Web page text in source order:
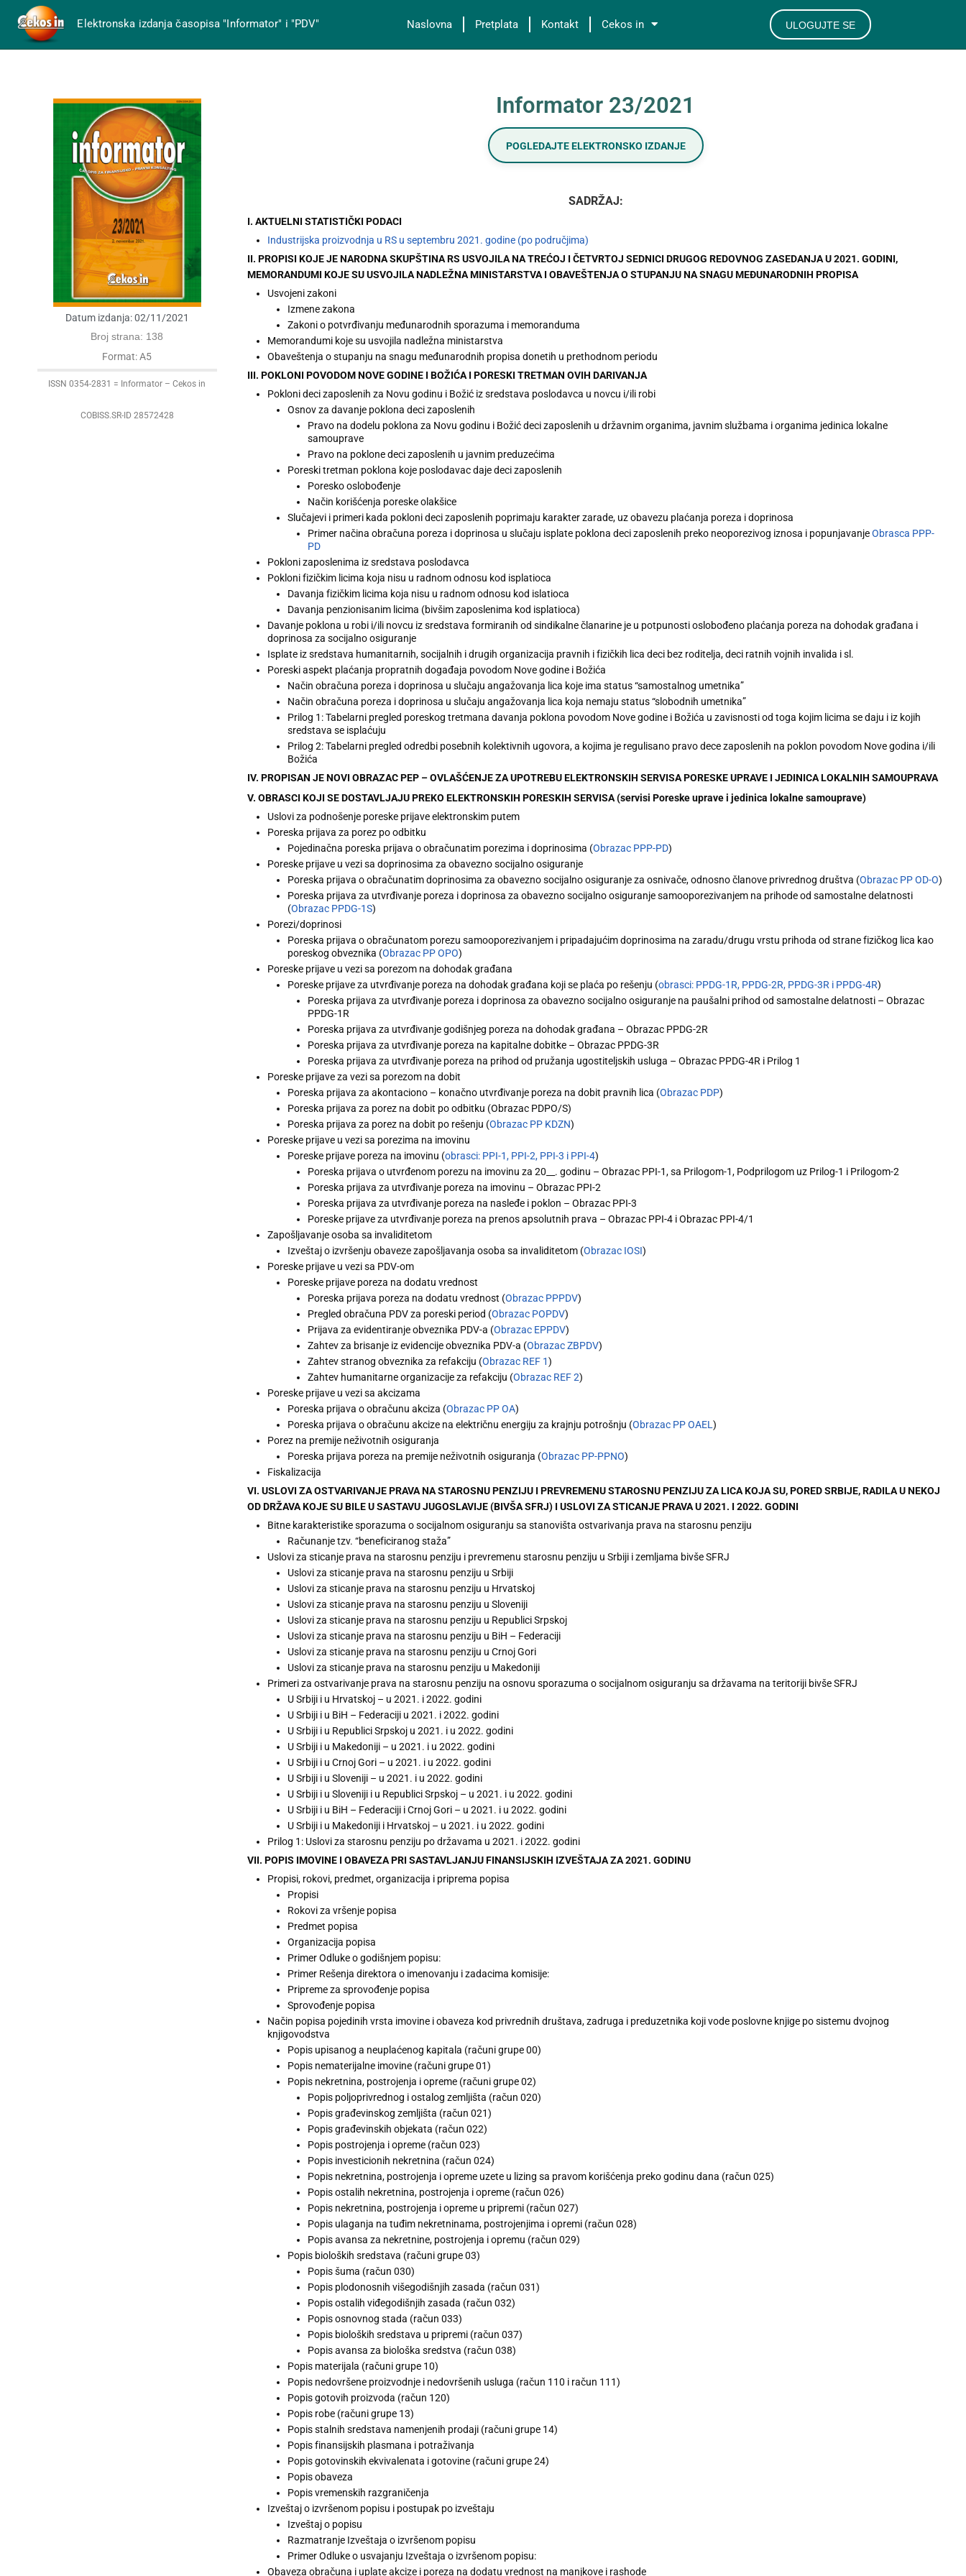
Elektronska izdanja časopisa "Informator" i "PDV" Naslovna Pretplata Kontakt Cekos in ULOGUJTE SE
Datum izdanja:02/11/2021
Broj strana: 138
Format: A5
ISSN 0354-2831 = Informator – Cekos in
COBISS.SR-ID 28572428
Informator 23/2021
POGLEDAJTE ELEKTRONSKO IZDANJE
SADRŽAJ:
I. AKTUELNI STATISTIČKI PODACI
Industrijska proizvodnja u RS u septembru 2021. godine (po područjima)
II. PROPISI KOJE JE NARODNA SKUPŠTINA RS USVOJILA NA TREĆOJ I ČETVRTOJ SEDNICI DRUGOG REDOVNOG ZASEDANJA U 2021. GODINI,
MEMORANDUMI KOJE SU USVOJILA NADLEŽNA MINISTARSTVA I OBAVEŠTENJA O STUPANJU NA SNAGU MEĐUNARODNIH PROPISA
Usvojeni zakoni
Izmene zakona
Zakoni o potvrđivanju međunarodnih sporazuma i memoranduma
Memorandumi koje su usvojila nadležna ministarstva
Obaveštenja o stupanju na snagu međunarodnih propisa donetih u prethodnom periodu
III. POKLONI POVODOM NOVE GODINE I BOŽIĆA I PORESKI TRETMAN OVIH DARIVANJA
Pokloni deci zaposlenih za Novu godinu i Božić iz sredstava poslodavca u novcu i/ili robi
Osnov za davanje poklona deci zaposlenih
Pravo na dodelu poklona za Novu godinu i Božić deci zaposlenih u državnim organima, javnim službama i organima jedinica lokalne
samouprave
Pravo na poklone deci zaposlenih u javnim preduzećima
Poreski tretman poklona koje poslodavac daje deci zaposlenih
Poresko oslobođenje
Način korišćenja poreske olakšice
Slučajevi i primeri kada pokloni deci zaposlenih poprimaju karakter zarade, uz obavezu plaćanja poreza i doprinosa
Primer načina obračuna poreza i doprinosa u slučaju isplate poklona deci zaposlenih preko neoporezivog iznosa i popunjavanjeObrasca PPP-
PD
Pokloni zaposlenima iz sredstava poslodavca
Pokloni fizičkim licima koja nisu u radnom odnosu kod isplatioca
Davanja fizičkim licima koja nisu u radnom odnosu kod islatioca
Davanja penzionisanim licima (bivšim zaposlenima kod isplatioca)
Davanje poklona u robi i/ili novcu iz sredstava formiranih od sindikalne članarine je u potpunosti oslobođeno plaćanja poreza na dohodak građana i
doprinosa za socijalno osiguranje
Isplate iz sredstava humanitarnih, socijalnih i drugih organizacija pravnih i fizičkih lica deci bez roditelja, deci ratnih vojnih invalida i sl.
Poreski aspekt plaćanja propratnih događaja povodom Nove godine i Božića
Način obračuna poreza i doprinosa u slučaju angažovanja lica koje ima status “samostalnog umetnika”
Način obračuna poreza i doprinosa u slučaju angažovanja lica koja nemaju status “slobodnih umetnika”
Prilog 1: Tabelarni pregled poreskog tretmana davanja poklona povodom Nove godine i Božića u zavisnosti od toga kojim licima se daju i iz kojih
sredstava se isplaćuju
Prilog 2: Tabelarni pregled odredbi posebnih kolektivnih ugovora, a kojima je regulisano pravo dece zaposlenih na poklon povodom Nove godina i/ili
Božića
IV. PROPISAN JENOVI OBRAZAC PEP – OVLAŠĆENJE ZA UPOTREBU ELEKTRONSKIH SERVISA PORESKE UPRAVE I JEDINICA LOKALNIH SAMOUPRAVA
V. OBRASCI KOJI SE DOSTAVLJAJU PREKO ELEKTRONSKIH PORESKIH SERVISA (servisi Poreske uprave i jedinica lokalne samouprave)
Uslovi za podnošenje poreske prijave elektronskim putem
Poreska prijava za porez po odbitku
Pojedinačna poreska prijava o obračunatim porezima i doprinosima (Obrazac PPP-PD)
Poreske prijave u vezi sa doprinosima za obavezno socijalno osiguranje
Poreska prijava o obračunatim doprinosima za obavezno socijalno osiguranje za osnivače, odnosno članove privrednog društva (Obrazac PP OD-O)
Poreska prijava za utvrđivanje poreza i doprinosa za obavezno socijalno osiguranje samooporezivanjem na prihode od samostalne delatnosti
(Obrazac PPDG-1S)
Porezi/doprinosi
Poreska prijava o obračunatom porezu samooporezivanjem i pripadajućim doprinosima na zaradu/drugu vrstu prihoda od strane fizičkog lica kao
poreskog obveznika (Obrazac PP OPO)
Poreske prijave u vezi sa porezom na dohodak građana
Poreske prijave za utvrđivanje poreza na dohodak građana koji se plaća po rešenju (obrasci: PPDG-1R, PPDG-2R, PPDG-3R i PPDG-4R)
Poreska prijava za utvrđivanje poreza i doprinosa za obavezno socijalno osiguranje na paušalni prihod od samostalne delatnosti – Obrazac
PPDG-1R
Poreska prijava za utvrđivanje godišnjeg poreza na dohodak građana – Obrazac PPDG-2R
Poreska prijava za utvrđivanje poreza na kapitalne dobitke – Obrazac PPDG-3R
Poreska prijava za utvrđivanje poreza na prihod od pružanja ugostiteljskih usluga – Obrazac PPDG-4R i Prilog 1
Poreske prijave za vezi sa porezom na dobit
Poreska prijava za akontaciono – konačno utvrđivanje poreza na dobit pravnih lica (Obrazac PDP)
Poreska prijava za porez na dobit po odbitku (Obrazac PDPO/S)
Poreska prijava za porez na dobit po rešenju (Obrazac PP KDZN)
Poreske prijave u vezi sa porezima na imovinu
Poreske prijave poreza na imovinu (obrasci: PPI-1, PPI-2, PPI-3 i PPI-4)
Poreska prijava o utvrđenom porezu na imovinu za 20__. godinu – Obrazac PPI-1, sa Prilogom-1, Podprilogom uz Prilog-1 i Prilogom-2
Poreska prijava za utvrđivanje poreza na imovinu – Obrazac PPI-2
Poreska prijava za utvrđivanje poreza na nasleđe i poklon – Obrazac PPI-3
Poreske prijave za utvrđivanje poreza na prenos apsolutnih prava – Obrazac PPI-4 i Obrazac PPI-4/1
Zapošljavanje osoba sa invaliditetom
Izveštaj o izvršenju obaveze zapošljavanja osoba sa invaliditetom (Obrazac IOSI)
Poreske prijave u vezi sa PDV-om
Poreske prijave poreza na dodatu vrednost
Poreska prijava poreza na dodatu vrednost (Obrazac PPPDV)
Pregled obračuna PDV za poreski period (Obrazac POPDV)
Prijava za evidentiranje obveznika PDV-a (Obrazac EPPDV)
Zahtev za brisanje iz evidencije obveznika PDV-a (Obrazac ZBPDV)
Zahtev stranog obveznika za refakciju (Obrazac REF 1)
Zahtev humanitarne organizacije za refakciju (Obrazac REF 2)
Poreske prijave u vezi sa akcizama
Poreska prijava o obračunu akciza (Obrazac PP OA)
Poreska prijava o obračunu akcize na električnu energiju za krajnju potrošnju (Obrazac PP OAEL )
Porez na premije neživotnih osiguranja
Poreska prijava poreza na premije neživotnih osiguranja (Obrazac PP-PPNO)
Fiskalizacija
VI. USLOVI ZA OSTVARIVANJE PRAVA NA STAROSNU PENZIJU I PREVREMENU STAROSNU PENZIJU ZA LICA KOJA SU, PORED SRBIJE, RADILA U NEKOJ
OD DRŽAVA KOJE SU BILE U SASTAVU JUGOSLAVIJE (BIVŠA SFRJ) I USLOVI ZA STICANJE PRAVA U 2021. I 2022. GODINI
Bitne karakteristike sporazuma o socijalnom osiguranju sa stanovišta ostvarivanja prava na starosnu penziju
Računanje tzv. “beneficiranog staža”
Uslovi za sticanje prava na starosnu penziju i prevremenu starosnu penziju u Srbiji i zemljama bivše SFRJ
Uslovi za sticanje prava na starosnu penziju u Srbiji
Uslovi za sticanje prava na starosnu penziju u Hrvatskoj
Uslovi za sticanje prava na starosnu penziju u Sloveniji
Uslovi za sticanje prava na starosnu penziju u Republici Srpskoj
Uslovi za sticanje prava na starosnu penziju u BiH – Federaciji
Uslovi za sticanje prava na starosnu penziju u Crnoj Gori
Uslovi za sticanje prava na starosnu penziju u Makedoniji
Primeri za ostvarivanje prava na starosnu penziju na osnovu sporazuma o socijalnom osiguranju sa državama na teritoriji bivše SFRJ
U Srbiji i u Hrvatskoj – u 2021. i 2022. godini
U Srbiji i u BiH – Federaciji u 2021. i 2022. godini
U Srbiji i u Republici Srpskoj u 2021. i u 2022. godini
U Srbiji i u Makedoniji – u 2021. i u 2022. godini
U Srbiji i u Crnoj Gori – u 2021. i u 2022. godini
U Srbiji i u Sloveniji – u 2021. i u 2022. godini
U Srbiji i u Sloveniji i u Republici Srpskoj – u 2021. i u 2022. godini
U Srbiji i u BiH – Federaciji i Crnoj Gori – u 2021. i u 2022. godini
U Srbiji i u Makedoniji i Hrvatskoj – u 2021. i u 2022. godini
Prilog 1: Uslovi za starosnu penziju po državama u 2021. i 2022. godini
VII. POPIS IMOVINE I OBAVEZA PRI SASTAVLJANJU FINANSIJSKIH IZVEŠTAJA ZA 2021. GODINU
Propisi, rokovi, predmet, organizacija i priprema popisa
Propisi
Rokovi za vršenje popisa
Predmet popisa
Organizacija popisa
Primer Odluke o godišnjem popisu:
Primer Rešenja direktora o imenovanju i zadacima komisije:
Pripreme za sprovođenje popisa
Sprovođenje popisa
Način popisa pojedinih vrsta imovine i obaveza kod privrednih društava, zadruga i preduzetnika koji vode poslovne knjige po sistemu dvojnog
knjigovodstva
Popis upisanog a neuplaćenog kapitala (računi grupe 00)
Popis nematerijalne imovine (računi grupe 01)
Popis nekretnina, postrojenja i opreme (računi grupe 02)
Popis poljoprivrednog i ostalog zemljišta (račun 020)
Popis građevinskog zemljišta (račun 021)
Popis građevinskih objekata (račun 022)
Popis postrojenja i opreme (račun 023)
Popis investicionih nekretnina (račun 024)
Popis nekretnina, postrojenja i opreme uzete u lizing sa pravom korišćenja preko godinu dana (račun 025)
Popis ostalih nekretnina, postrojenja i opreme (račun 026)
Popis nekretnina, postrojenja i opreme u pripremi (račun 027)
Popis ulaganja na tuđim nekretninama, postrojenjima i opremi (račun 028)
Popis avansa za nekretnine, postrojenja i opremu (račun 029)
Popis bioloških sredstava (računi grupe 03)
Popis šuma (račun 030)
Popis plodonosnih višegodišnjih zasada (račun 031)
Popis ostalih viđegodišnjih zasada (račun 032)
Popis osnovnog stada (račun 033)
Popis bioloških sredstava u pripremi (račun 037)
Popis avansa za biološka sredstva (račun 038)
Popis materijala (računi grupe 10)
Popis nedovršene proizvodnje i nedovršenih usluga (račun 110 i račun 111)
Popis gotovih proizvoda (račun 120)
Popis robe (računi grupe 13)
Popis stalnih sredstava namenjenih prodaji (računi grupe 14)
Popis finansijskih plasmana i potraživanja
Popis gotovinskih ekvivalenata i gotovine (računi grupe 24)
Popis obaveza
Popis vremenskih razgraničenja
Izveštaj o izvršenom popisu i postupak po izveštaju
Izveštaj o popisu
Razmatranje Izveštaja o izvršenom popisu
Primer Odluke o usvajanju Izveštaja o izvršenom popisu:
Obaveza obračuna i uplate akcize i poreza na dodatu vrednost na manjkove i rashode